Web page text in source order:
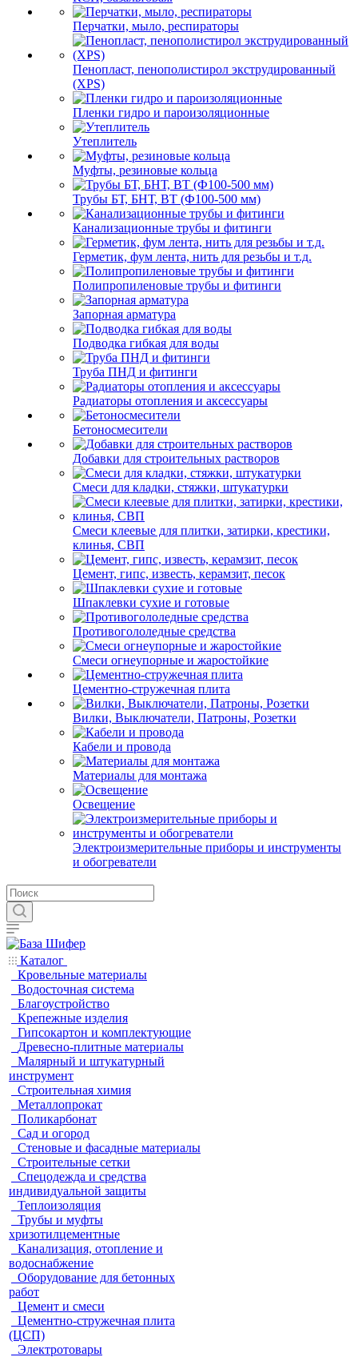
Перчатки, мыло, респираторы
Пенопласт, пенополистирол экструдированный
(XPS)
Пленки гидро и пароизоляционные
Утеплитель
Муфты, резиновые кольца
Трубы БТ, БНТ, ВТ (Ф100-500 мм)
Канализационные трубы и фитинги
Герметик, фум лента, нить для резьбы и т.д.
Полипропиленовые трубы и фитинги
Запорная арматура
Подводка гибкая для воды
Труба ПНД и фитинги
Радиаторы отопления и аксессуары
Бетоносмесители
Добавки для строительных растворов
Смеси для кладки, стяжки, штукатурки
Смеси клеевые для плитки, затирки, крестики,
клинья, СВП
Цемент, гипс, известь, керамзит, песок
Шпаклевки сухие и готовые
Противогололедные средства
Смеси огнеупорные и жаростойкие
Цементно-стружечная плита
Вилки, Выключатели, Патроны, Розетки
Кабели и провода
Материалы для монтажа
Освещение
Электроизмерительные приборы и инструменты
и обогреватели
Каталог
Кровельные материалы
Водосточная система
Благоустройство
Крепежные изделия
Гипсокартон и комплектующие
Древесно-плитные материалы
Малярный и штукатурный
инструмент
Строительная химия
Металлопрокат
Поликарбонат
Сад и огород
Стеновые и фасадные материалы
Строительные сетки
Спецодежда и средства
индивидуальной защиты
Теплоизоляция
Трубы и муфты
хризотилцементные
Канализация, отопление и
водоснабжение
Оборудование для бетонных
работ
Цемент и смеси
Цементно-стружечная плита
(ЦСП)
Электротовары